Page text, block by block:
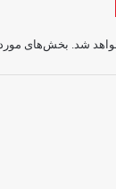
شد. بخش‌های